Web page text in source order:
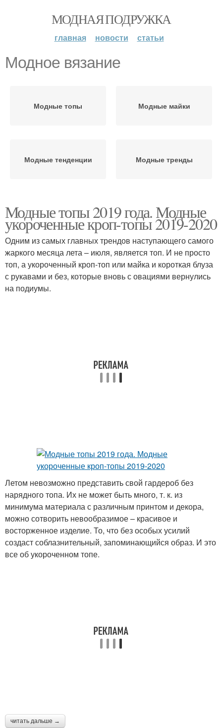
МОДНАЯ ПОДРУЖКА
главная новости статьи
Модное вязание
Модные топы Модные майки
Модные тенденции Модные тренды
Модные топы 2019 года. Модные
укороченные кроп-топы 2019-2020
Одним из самых главных трендов наступающего самого
жаркого месяца лета – июля, является топ. И не просто
топ, а укороченный кроп-топ или майка и короткая блуза
с рукавами и без, которые вновь с овациями вернулись
на подиумы.
Летом невозможно представить свой гардероб без
нарядного топа. Их не может быть много, т. к. из
минимума материала с различным принтом и декора,
можно сотворить невообразимое – красивое и
восторженное изделие. То, что без особых усилий
создаст соблазнительный, запоминающийся образ. И это
все об укороченном топе.
читать дальше →